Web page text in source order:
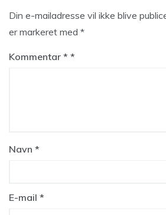
Din e-mailadresse vil ikke blive
er markeret med *
Kommentar *
Navn *
E-mail *